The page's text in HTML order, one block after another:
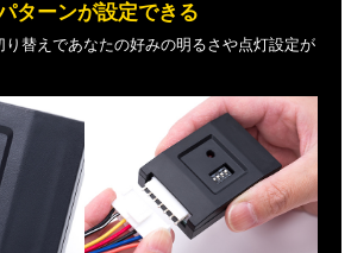
ターンが設定できる
替えであなたの好みの明るさや点灯設定が